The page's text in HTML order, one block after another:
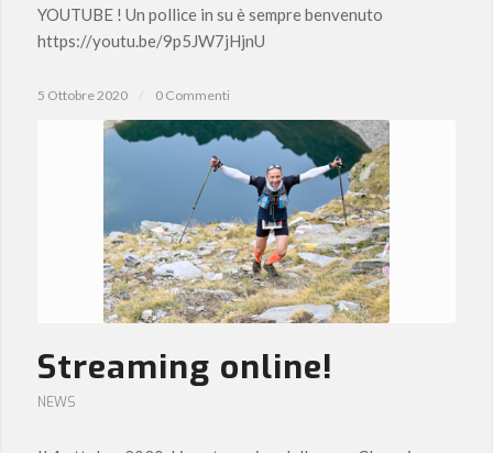
YOUTUBE ! Un pollice in su è sempre benvenuto
https://youtu.be/9p5JW7jHjnU
5 Ottobre 2020 / 0 Commenti
Streaming online!
NEWS